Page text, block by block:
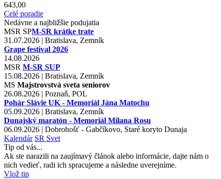
643,00
Celé poradie
Nedávne a najbližšie podujatia
MSR SPM-SR krátke trate
31.07.2026 | Bratislava, Zemník
Grape festival 2026
14.08.2026
MSR M-SR SUP
15.08.2026 | Bratislava, Zemník
MS Majstrovstvá sveta seniorov
26.08.2026 | Poznaň, POL
Pohár Slávie UK - Memoriál Jána Matochu
05.09.2026 | Bratislava, Zemník
Dunajský maratón - Memoriál Milana Rosu
06.09.2026 | Dobrohošť - Gabčíkovo, Staré koryto Dunaja
Kalendár SR Svet
Tip od vás...
Ak ste narazili na zaujímavý článok alebo informácie, dajte nám o
nich vedieť, radi ich spracujeme a následne uverejníme.
Vlož tip